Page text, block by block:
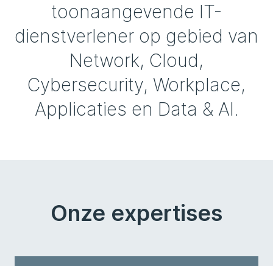
toonaangevende IT-
dienstverlener op gebied van
Network, Cloud,
Cybersecurity, Workplace,
Applicaties en Data & AI.
Onze expertises